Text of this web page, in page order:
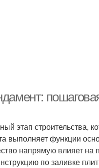
этап строительства,
выполняет функции
напрямую влияет на
по заливке